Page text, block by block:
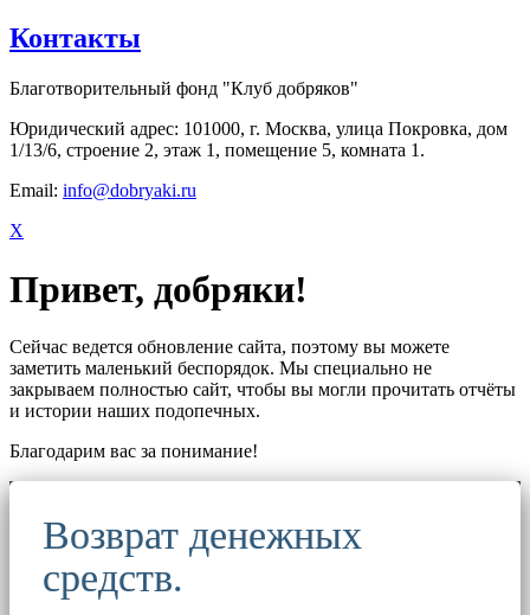
Контакты
Благотворительный фонд "Клуб добряков"
Юридический адрес: 101000, г. Москва, улица Покровка, дом
1/13/6, строение 2, этаж 1, помещение 5, комната 1.
Email: info@dobryaki.ru
X
Привет, добряки!
Сейчас ведется обновление сайта, поэтому вы можете
заметить маленький беспорядок. Мы специально не
закрываем полностью сайт, чтобы вы могли прочитать отчёты
и истории наших подопечных.
Благодарим вас за понимание!
Возврат денежных
средств.